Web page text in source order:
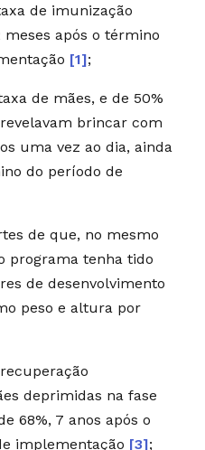
de imunização
após o término
[1];
de mães, e de 50%
brincar com
uma vez ao dia, ainda
do período de
de que, no mesmo
programa tenha tido
de desenvolvimento
peso e altura por
deprimidas na fase
68%, 7 anos após o
implementação [3];